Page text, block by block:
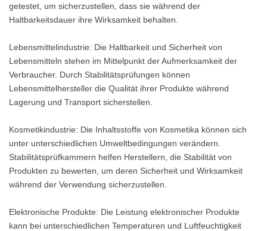
getestet, um sicherzustellen, dass sie während der
Haltbarkeitsdauer ihre Wirksamkeit behalten.
Lebensmittelindustrie: Die Haltbarkeit und Sicherheit von
Lebensmitteln stehen im Mittelpunkt der Aufmerksamkeit der
Verbraucher. Durch Stabilitätsprüfungen können
Lebensmittelhersteller die Qualität ihrer Produkte während
Lagerung und Transport sicherstellen.
Kosmetikindustrie: Die Inhaltsstoffe von Kosmetika können sich
unter unterschiedlichen Umweltbedingungen verändern.
Stabilitätsprüfkammern helfen Herstellern, die Stabilität von
Produkten zu bewerten, um deren Sicherheit und Wirksamkeit
während der Verwendung sicherzustellen.
Elektronische Produkte: Die Leistung elektronischer Produkte
kann bei unterschiedlichen Temperaturen und Luftfeuchtigkeit